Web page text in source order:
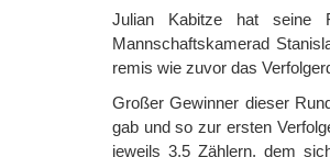
Julian Kabitze hat seine
Mannschaftskamerad
remis wie zuvor das
Großer Gewinner dieser
gab und so zur ersten
jeweils 3,5 Zählern, dem